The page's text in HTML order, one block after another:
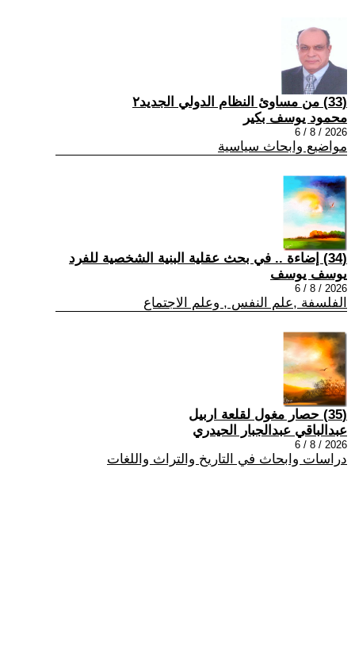
(33) من مساوئ النظام الدولي الجديد٢
محمود يوسف بكير
2026 / 8 / 6
مواضيع وابحاث سياسية
(34) إضاءة .. في بحث عقلية البنية الشخصية للفرد
يوسف يوسف
2026 / 8 / 6
الفلسفة ,علم النفس , وعلم الاجتماع
(35) حصار مغول لقلعة اربيل
عبدالباقي عبدالجبار الحيدري
2026 / 8 / 6
دراسات وابحاث في التاريخ والتراث واللغات